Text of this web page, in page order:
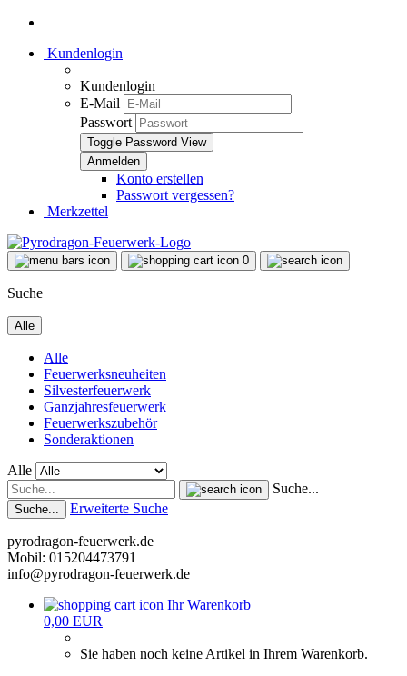
Kundenlogin
Kundenlogin
E-Mail
Passwort
Toggle Password View
Konto erstellen
Passwort vergessen?
Merkzettel
0
Suche
Alle
Alle
Feuerwerksneuheiten
Silvesterfeuerwerk
Ganzjahresfeuerwerk
Feuerwerkszubehör
Sonderaktionen
Alle
Suche...
Suche... Erweiterte Suche
pyrodragon-feuerwerk.de
Mobil: 015204473791
info@pyrodragon-feuerwerk.de
Ihr Warenkorb
0,00 EUR
Sie haben noch keine Artikel in Ihrem Warenkorb.